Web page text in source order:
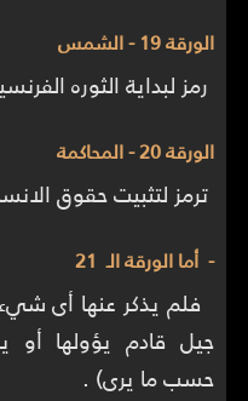
الورقة 19 - الشمس
رمز لبداية الثوره
الورقة 20 - المحاكمة
ترمز لتثبيت حقوق
- أما الورقة الـ 21
فلم يذكر عنها أى
جيل قادم يؤولها أو
حسب ما يرى) .